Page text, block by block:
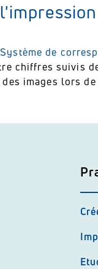
Système de
chiffres suivis
images lors